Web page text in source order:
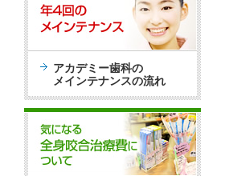
アカデミー歯科の
メインテナンスの流れ